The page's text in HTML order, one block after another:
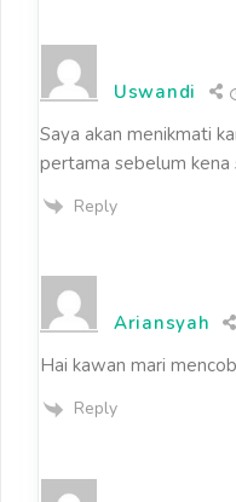
Uswandi
Saya akan menikmati
pertama sebelum kena
Reply
Ariansyah
Hai kawan mari
Reply